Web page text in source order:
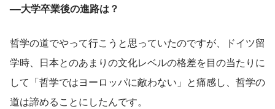
––大学卒業後の進路は？
哲学の道でやって行こうと思っていたのですが、ドイツ留
学時、日本とのあまりの文化レベルの格差を目の当たりに
して「哲学ではヨーロッパに敵わない」と痛感し、哲学の
道は諦めることにしたんです。